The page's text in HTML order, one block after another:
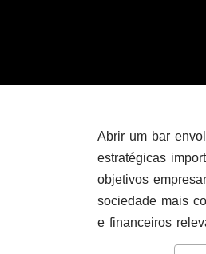
Abrir um bar
estratégicas
objetivos
sociedade mais
e financeiros